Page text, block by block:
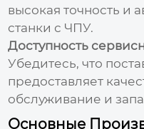
высокая точность и
станки с ЧПУ.
Доступность
Убедитесь, что
предоставляет
обслуживание и
Основные